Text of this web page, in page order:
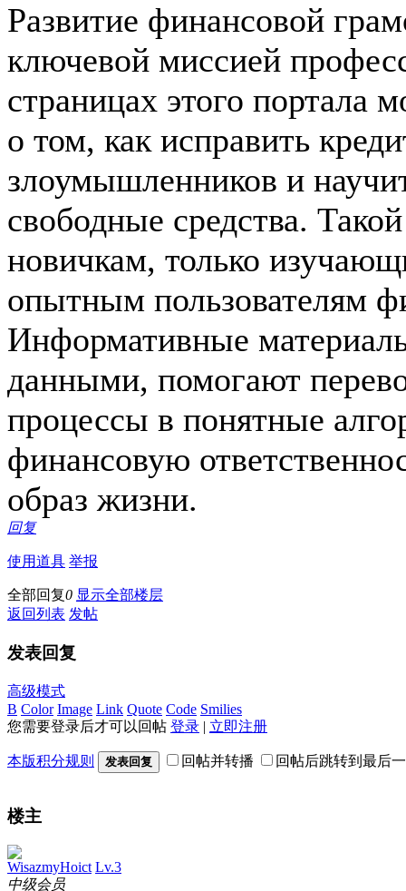
Развитие финансовой
ключевой миссией
страницах этого портала
о том, как исправить
злоумышленников и
свободные средства.
новичкам, только
опытным пользователям
Информативные
данными, помогают
процессы в понятные
финансовую
образ жизни.
回复
使用道具 举报
全部回复0 显示全部楼层
返回列表 发帖
发表回复
高级模式
B Color Image Link Quote Code Smilies
您需要登录后才可以回帖 登录 | 立即注册
本版积分规则 发表回复 回帖并转播 回帖后跳转到最后
楼主
WisazmyHoict Lv.3
中级会员